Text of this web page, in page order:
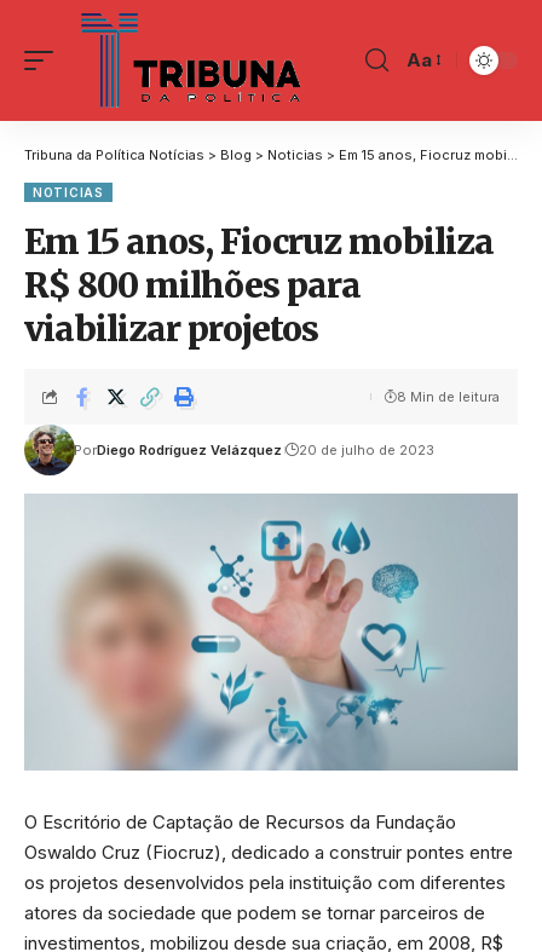
Aa
Tribuna da Política Notícias > Blog > Noticias > Em 15 anos, Fiocruz mobiliza R$ 800 milhões para viabilizar projetos
NOTICIAS
Em 15 anos, Fiocruz mobiliza
R$ 800 milhões para
viabilizar projetos
PorDiego Rodríguez Velázquez 20 de julho de 2023
8 Min de leitura
O Escritório de Captação de Recursos da Fundação
Oswaldo Cruz (Fiocruz), dedicado a construir pontes entre
os projetos desenvolvidos pela instituição com diferentes
atores da sociedade que podem se tornar parceiros de
investimentos, mobilizou desde sua criação, em 2008, R$